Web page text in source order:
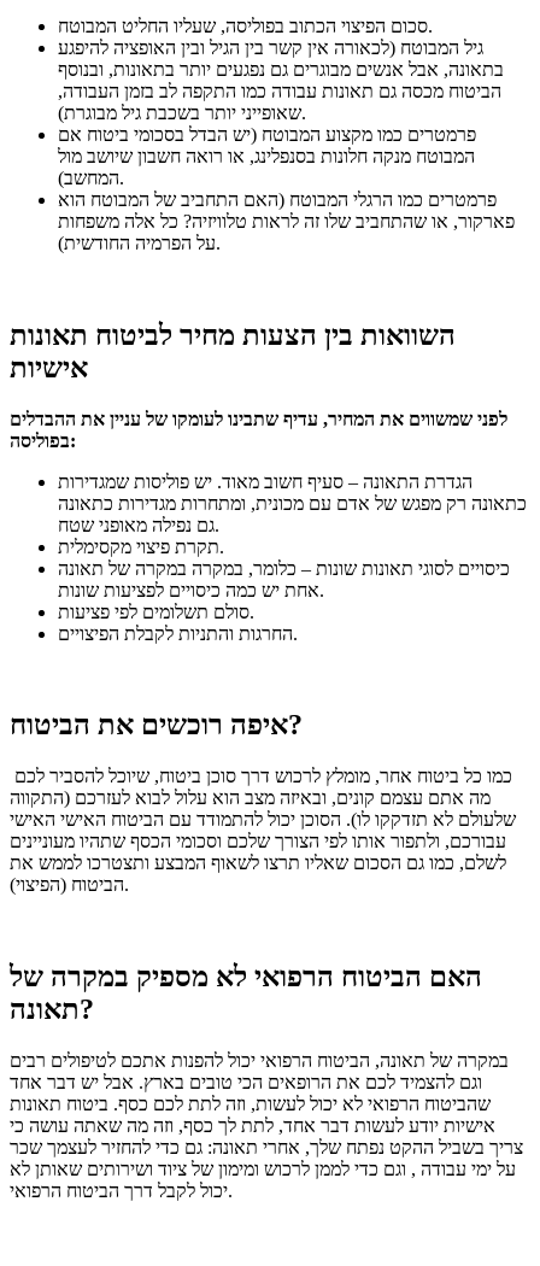
סכום הפיצוי הכתוב בפוליסה, שעליו החליט המבוטח.
גיל המבוטח (לכאורה אין קשר בין הגיל ובין האופציה להיפגע
בתאונה, אבל אנשים מבוגרים גם נפגעים יותר בתאונות, ובנוסף
הביטוח מכסה גם תאונות עבודה כמו התקפה לב בזמן העבודה,
שאופייני יותר בשכבת גיל מבוגרת).
פרמטרים כמו מקצוע המבוטח (יש הבדל בסכומי ביטוח אם
המבוטח מנקה חלונות בסנפלינג, או רואה חשבון שיושב מול
המחשב).
פרמטרים כמו הרגלי המבוטח (האם התחביב של המבוטח הוא
פארקור, או שהתחביב שלו זה לראות טלוויזיה? כל אלה משפחות
על הפרמיה החודשית).
השוואות בין הצעות מחיר לביטוח תאונות
אישיות
לפני שמשווים את המחיר, עדיף שתבינו לעומקו של עניין את ההבדלים
בפוליסה:
הגדרת התאונה – סעיף חשוב מאוד. יש פוליסות שמגדירות
כתאונה רק מפגש של אדם עם מכונית, ומתחרות מגדירות כתאונה
גם נפילה מאופני שטח.
תקרת פיצוי מקסימלית.
כיסויים לסוגי תאונות שונות – כלומר, במקרה במקרה של תאונה
אחת יש כמה כיסויים לפציעות שונות.
סולם תשלומים לפי פציעות.
החרגות והתניות לקבלת הפיצויים.
איפה רוכשים את הביטוח?
מה אתם עצמם קונים, ובאיזה מצב הוא עלול לבוא לעזרכם (התקווה
שלעולם לא תזדקקו לו). הסוכן יכול להתמודד עם הביטוח האישי האישי
עבורכם, ולתפור אותו לפי הצורך שלכם וסכומי הכסף שתהיו מעוניינים
לשלם, כמו גם הסכום שאליו תרצו לשאוף המבצע ותצטרכו לממש את
הביטוח (הפיצוי).
האם הביטוח הרפואי לא מספיק במקרה של
תאונה?
במקרה של תאונה, הביטוח הרפואי יכול להפנות אתכם לטיפולים רבים
וגם להצמיד לכם את הרופאים הכי טובים בארץ. אבל יש דבר אחד
שהביטוח הרפואי לא יכול לעשות, וזה לתת לכם כסף. ביטוח תאונות
אישיות יודע לעשות דבר אחד, לתת לך כסף, וזה מה שאתה עושה כי
צריך בשביל ההקט נפתח שלך, אחרי תאונה: גם כדי להחזיר לעצמך שכר
על ימי עבודה , וגם כדי לממן לרכוש ומימון של ציוד ושירותים שאותן לא
יכול לקבל דרך הביטוח הרפואי.